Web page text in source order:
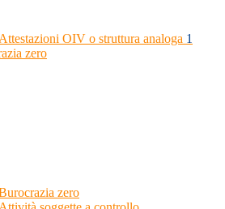
Attestazioni OIV o struttura analoga 1
zero
zero